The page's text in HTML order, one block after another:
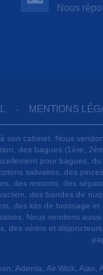
Nous
- MENTIONS
son cabinet. Nous
des bagues (1ère,
pour bagues,
salivaires, des
des ressorts, des
des bandes de
des kits de brossage
Nous vendons
des vérins et
Adenta, Air Wick,